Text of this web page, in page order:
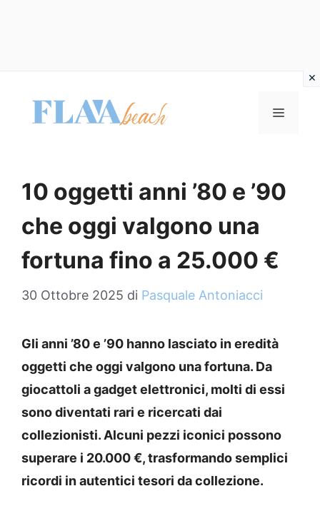
contenuto
MENU
10 oggetti anni ’80 e ’90
che oggi valgono una
fortuna fino a 25.000 €
30 Ottobre 2025 di Pasquale Antoniacci
Gli anni ’80 e ’90 hanno lasciato in eredità
oggetti che oggi valgono una fortuna. Da
giocattoli a gadget elettronici, molti di essi
sono diventati rari e ricercati dai
collezionisti. Alcuni pezzi iconici possono
superare i 20.000 €, trasformando semplici
ricordi in autentici tesori da collezione.